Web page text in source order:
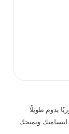
فوريًا يدوم طويلًا
ابتسامتك ويمنحك